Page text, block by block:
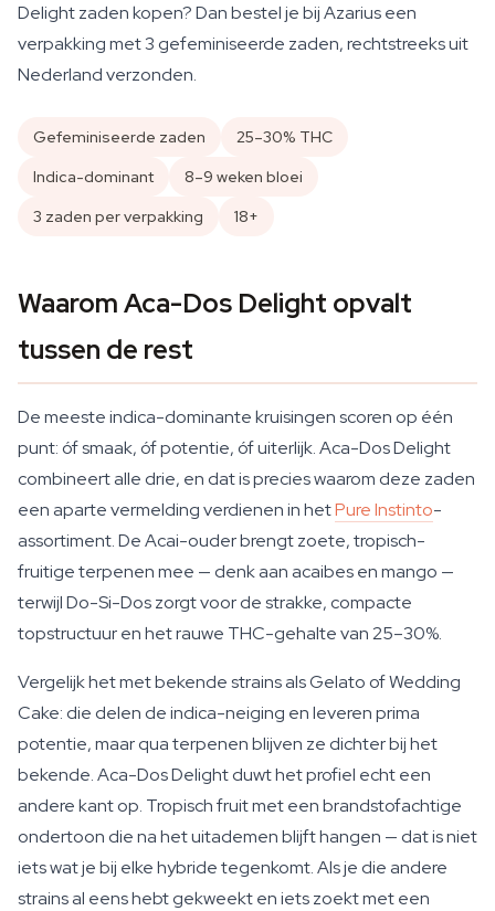
Delight zaden kopen? Dan bestel je bij Azarius een
verpakking met 3 gefeminiseerde zaden, rechtstreeks uit
Nederland verzonden.
Gefeminiseerde zaden
25–30% THC
Indica-dominant
8–9 weken bloei
3 zaden per verpakking
18+
Waarom Aca-Dos Delight opvalt
tussen de rest
De meeste indica-dominante kruisingen scoren op één
punt: óf smaak, óf potentie, óf uiterlijk. Aca-Dos Delight
combineert alle drie, en dat is precies waarom deze zaden
een aparte vermelding verdienen in hetPure Instinto-
assortiment. De Acai-ouder brengt zoete, tropisch-
fruitige terpenen mee — denk aan acaibes en mango —
terwijl Do-Si-Dos zorgt voor de strakke, compacte
topstructuur en het rauwe THC-gehalte van 25–30%.
Vergelijk het met bekende strains als Gelato of Wedding
Cake: die delen de indica-neiging en leveren prima
potentie, maar qua terpenen blijven ze dichter bij het
bekende. Aca-Dos Delight duwt het profiel echt een
andere kant op. Tropisch fruit met een brandstofachtige
ondertoon die na het uitademen blijft hangen — dat is niet
iets wat je bij elke hybride tegenkomt. Als je die andere
strains al eens hebt gekweekt en iets zoekt met een